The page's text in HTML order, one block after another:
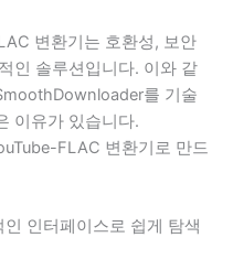
변환기는 호환성, 보안
인 솔루션입니다. 이와 같
를 기술
이유가 있습니다.
FLAC 변환기로 만드
인터페이스로 쉽게 탐색